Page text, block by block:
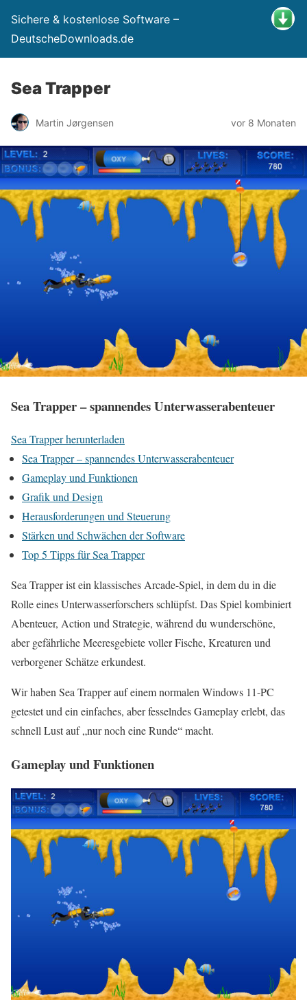
Sichere & kostenlose Software –
DeutscheDownloads.de
Sea Trapper
Martin Jørgensen vor 8 Monaten
Sea Trapper – spannendes Unterwasserabenteuer
Sea Trapper herunterladen
Sea Trapper – spannendes Unterwasserabenteuer
Gameplay und Funktionen
Grafik und Design
Herausforderungen und Steuerung
Stärken und Schwächen der Software
Top 5 Tipps für Sea Trapper
Sea Trapper ist ein klassisches Arcade-Spiel, in dem du in die
Rolle eines Unterwasserforschers schlüpfst. Das Spiel kombiniert
Abenteuer, Action und Strategie, während du wunderschöne,
aber gefährliche Meeresgebiete voller Fische, Kreaturen und
verborgener Schätze erkundest.
Wir haben Sea Trapper auf einem normalen Windows 11-PC
getestet und ein einfaches, aber fesselndes Gameplay erlebt, das
schnell Lust auf „nur noch eine Runde“ macht.
Gameplay und Funktionen